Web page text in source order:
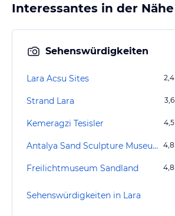
Interessantes in der Nähe
Sehenswürdigkeiten
Lara Acsu Sites 2,4
Strand Lara 3,6
Kemeragzi Tesisler 4,5
Antalya Sand Sculpture Museum 4,8
Freilichtmuseum Sandland 4,8
Sehenswürdigkeiten in Lara